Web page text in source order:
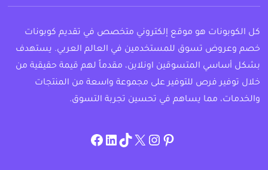
كل الكوبونات هو موقع إلكتروني متخصص في تقديم كوبونات
خصم وعروض تسوق للمستخدمين في العالم العربي. يستهدف
بشكل أساسي المتسوقين اونلاين، مقدماً لهم قيمة حقيقية من
خلال توفير فرص للتوفير على مجموعة واسعة من المنتجات
والخدمات، مما يساهم في تحسين تجربة التسوق.
pinterest
allcouponat
twitter
TikTok
linkedin
facebook